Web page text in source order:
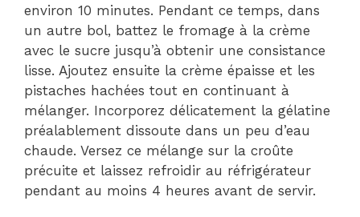
environ 10 minutes. Pendant ce temps, dans
un autre bol, battez le fromage à la crème
avec le sucre jusqu’à obtenir une consistance
lisse. Ajoutez ensuite la crème épaisse et les
pistaches hachées tout en continuant à
mélanger. Incorporez délicatement la gélatine
préalablement dissoute dans un peu d’eau
chaude. Versez ce mélange sur la croûte
précuite et laissez refroidir au réfrigérateur
pendant au moins 4 heures avant de servir.